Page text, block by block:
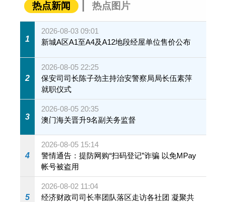
热点新闻 热点图片
1
2026-08-03 09:01
新城A区A1至A4及A12地段经屋单位售价公布
2
2026-08-05 22:25
保安司司长陈子劲主持治安警察局局长伍素萍
就职仪式
3
2026-08-05 20:35
澳门海关晋升9名副关务监督
4
2026-08-05 15:14
警情通告：提防网购“扫码登记”诈骗 以免MPay
帐号被盗用
5
2026-08-02 11:04
经济财政司司长率团队落区走访各社团 凝聚共